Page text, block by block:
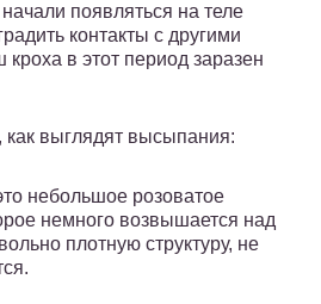
появляться на теле
контакты с другими
в этот период заразен
выглядят высыпания:
небольшое розоватое
немного возвышается над
плотную структуру, не